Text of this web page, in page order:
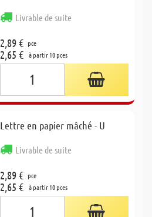
Livrable de suite
2,89 € pce
2,65 € à partir 10 pces
Lettre en papier mâché - U
Livrable de suite
2,89 € pce
2,65 € à partir 10 pces